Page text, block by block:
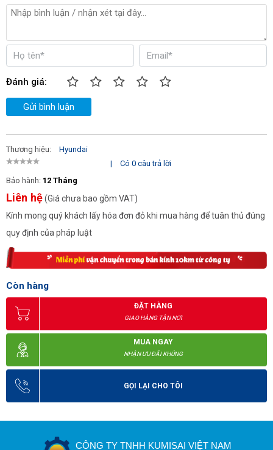
Đánh giá:
Gửi bình luận
Thương hiệu:
Hyundai
|
Có 0 câu trả lời
Bảo hành: 12 Tháng
Liên hệ(Giá chưa bao gồm VAT)
Kính mong quý khách lấy hóa đơn đỏ khi mua hàng để tuân thủ đúng
quy định của pháp luật
Còn hàng
ĐẶT HÀNG
GIAO HÀNG TẬN NƠI
MUA NGAY
NHẬN ƯU ĐÃI KHỦNG
GỌI LẠI CHO TÔI
CÔNG TY TNHH KUMISAI VIỆT NAM